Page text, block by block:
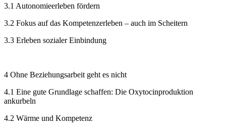
3.1 Autonomieerleben fördern
3.2 Fokus auf das Kompetenzerleben – auch im Scheitern
3.3 Erleben sozialer Einbindung
4 Ohne Beziehungsarbeit geht es nicht
4.1 Eine gute Grundlage schaffen: Die Oxytocinproduktion
ankurbeln
4.2 Wärme und Kompetenz